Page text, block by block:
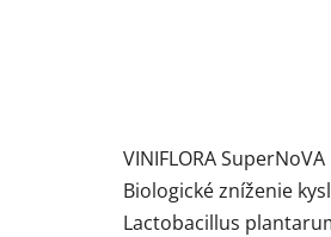
VINIFLORA SuperNoVA
Biologické zníženie
Lactobacillus